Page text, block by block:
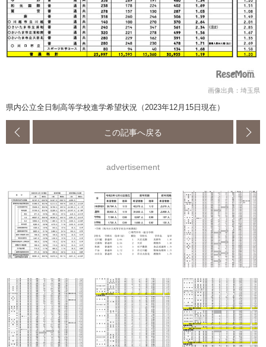
画像出典：埼玉県
県内公立全日制高等学校進学希望状況（2023年12月15日現在）
この記事へ戻る
advertisement